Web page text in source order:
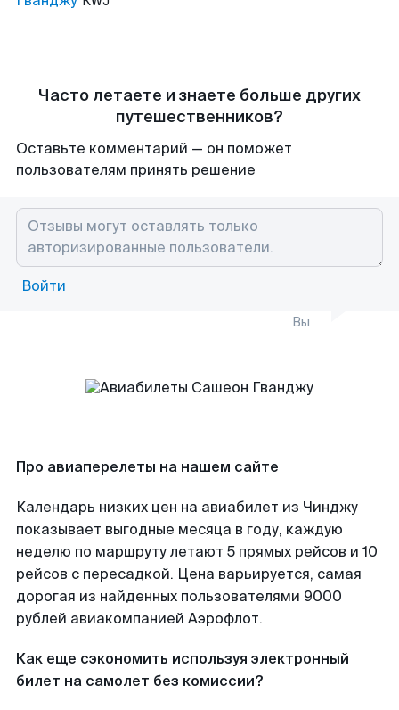
Часто летаете и знаете больше других
путешественников?
Оставьте комментарий — он поможет
пользователям принять решение
Войти
Вы
Про авиаперелеты на нашем сайте
Календарь низких цен на авиабилет из Чинджу
показывает выгодные месяца в году, каждую
неделю по маршруту летают 5 прямых рейсов и 10
рейсов с пересадкой. Цена варьируется, самая
дорогая из найденных пользователями 9000
рублей авиакомпанией Аэрофлот.
Как еще сэкономить используя электронный
билет на самолет без комиссии?